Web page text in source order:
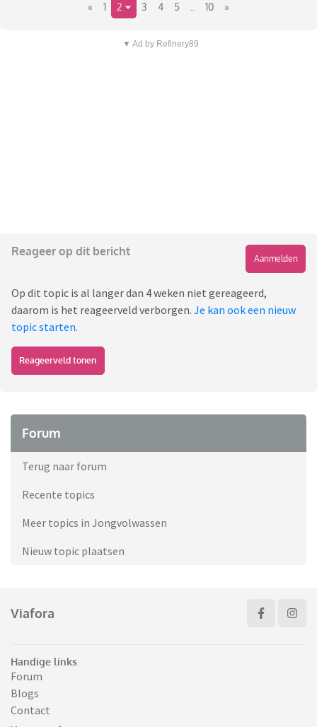
« 1 2 3 4 5 10 »
▼ Ad by Refinery89
Reageer op dit bericht
Aanmelden
Op dit topic is al langer dan 4 weken niet gereageerd,
daarom is het reageerveld verborgen. Je kan ook een nieuw
topic starten.
Reageerveld tonen
Forum
Terug naar forum
Recente topics
Meer topics in Jongvolwassen
Nieuw topic plaatsen
Viafora
Handige links
Forum
Blogs
Contact